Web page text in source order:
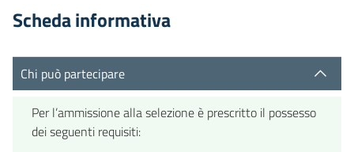
Scheda informativa
Chi può partecipare
Per l’ammissione alla selezione è prescritto il possesso
dei seguenti requisiti: